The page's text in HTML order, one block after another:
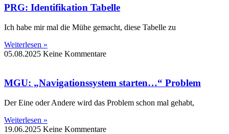
PRG: Identifikation Tabelle
Ich habe mir mal die Mühe gemacht, diese Tabelle zu
Weiterlesen »
05.08.2025 Keine Kommentare
MGU: „Navigationssystem starten…“ Problem
Der Eine oder Andere wird das Problem schon mal gehabt,
Weiterlesen »
19.06.2025 Keine Kommentare